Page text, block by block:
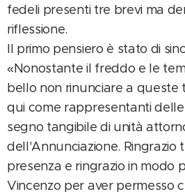
fedeli presenti tre brevi ma
riflessione.
Il primo pensiero è stato di
«Nonostante il freddo e le
bello non rinunciare a queste
qui come rappresentanti
segno tangibile di unità
dell'Annunciazione. Ringrazio
presenza e ringrazio in modo
Vincenzo per aver permesso